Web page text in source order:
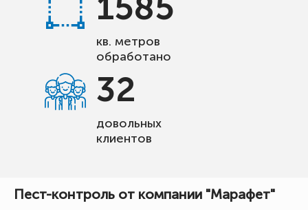
кв. метров
обработано
32
довольных
клиентов
Пест-контроль от компании "Марафет"